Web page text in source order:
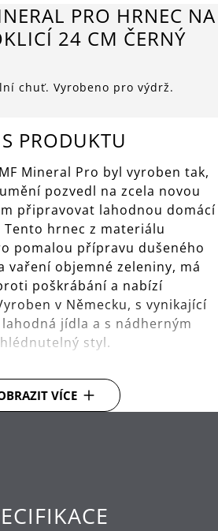
PRO HRNEC NA
24 CM ČERNÝ
chuť. Vyrobeno pro výdrž.
PRODUKTU
Mineral Pro byl vyroben tak,
pozvedl na zcela novou
připravovat lahodnou domácí
hrnec z materiálu
pomalou přípravu dušeného
vaření objemné zeleniny, má
poškrábání a nabízí
v Německu, s vynikající
jídla a s nádherným
styl.
spojuje 20 kvalitních minerálů
vaření plné výrazných a
VÍCE